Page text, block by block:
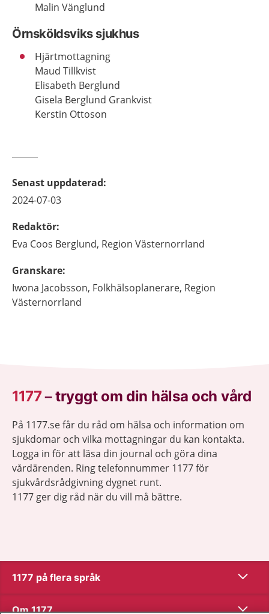
Malin Vänglund
Örnsköldsviks sjukhus
Hjärtmottagning
Maud Tillkvist
Elisabeth Berglund
Gisela Berglund Grankvist
Kerstin Ottoson
Senast uppdaterad:
2024-07-03
Redaktör:
Eva Coos Berglund, Region Västernorrland
Granskare:
Iwona Jacobsson, Folkhälsoplanerare, Region
Västernorrland
1177–tryggt om din hälsa och vård
På 1177.se får du råd om hälsa och information om
sjukdomar och vilka mottagningar du kan kontakta.
Logga in för att läsa din journal och göra dina
vårdärenden. Ring telefonnummer 1177 för
sjukvårdsrådgivning dygnet runt.
1177 ger dig råd när du vill må bättre.
1177 på flera språk Visa
Om 1177 Visa